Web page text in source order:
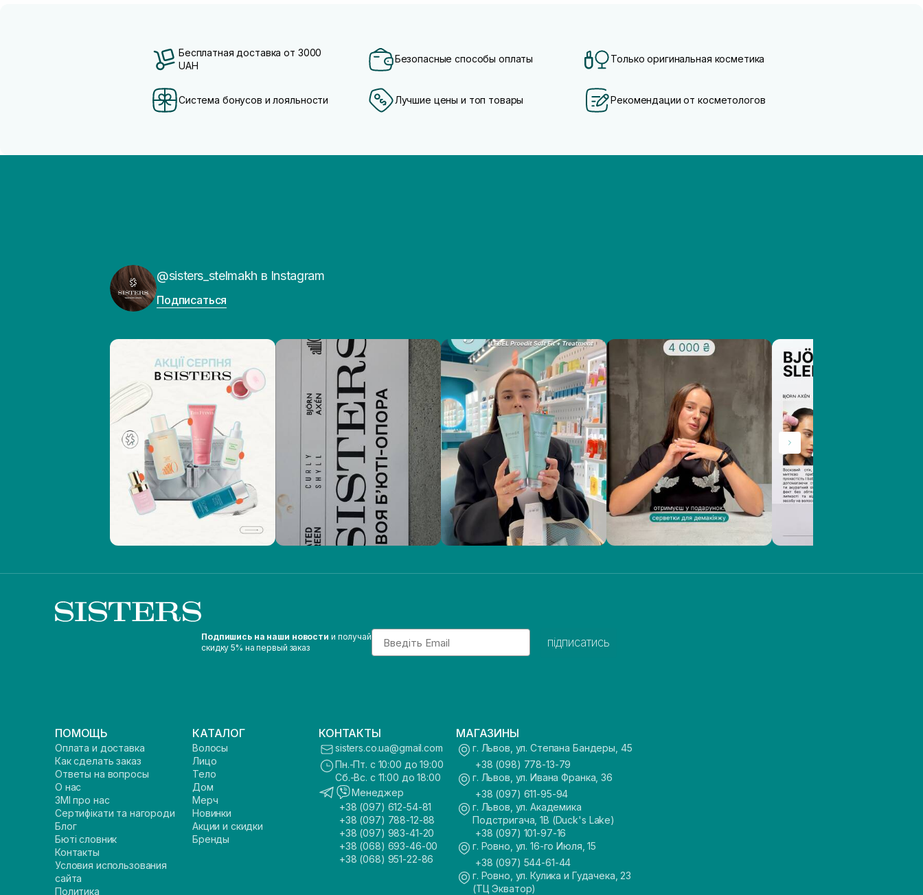
Бесплатная доставка от 3000
UAH
Безопасные способы оплаты Только оригинальная косметика
Система бонусов и лояльности Лучшие цены и топ товары Рекомендации от косметологов
@sisters_stelmakh в Instagram
Подписаться
Подпишись на наши новости и получай
скидку 5% на первый заказ
Email
підписатись
ПОМОЩЬ
Оплата и доставка
Как сделать заказ
Ответы на вопросы
О нас
ЗМІ про нас
Сертифікати та нагороди
Блог
Бюті словник
Контакты
Условия использования
сайта
Политика
КАТАЛОГ
Волосы
Лицо
Тело
Дом
Мерч
Новинки
Акции и скидки
Бренды
КОНТАКТЫ
sisters.co.ua@gmail.com
Пн.-Пт. с 10:00 до 19:00
Сб.-Вс. с 11:00 до 18:00
Менеджер
+38 (097) 612-54-81
+38 (097) 788-12-88
+38 (097) 983-41-20
+38 (068) 693-46-00
+38 (068) 951-22-86
МАГАЗИНЫ
г. Львов, ул. Степана Бандеры, 45
+38 (098) 778-13-79
г. Львов, ул. Ивана Франка, 36
+38 (097) 611-95-94
г. Львов, ул. Академика
Подстригача, 1В (Duck's Lake)
+38 (097) 101-97-16
г. Ровно, ул. 16-го Июля, 15
+38 (097) 544-61-44
г. Ровно, ул. Кулика и Гудачека, 23
(ТЦ Экватор)